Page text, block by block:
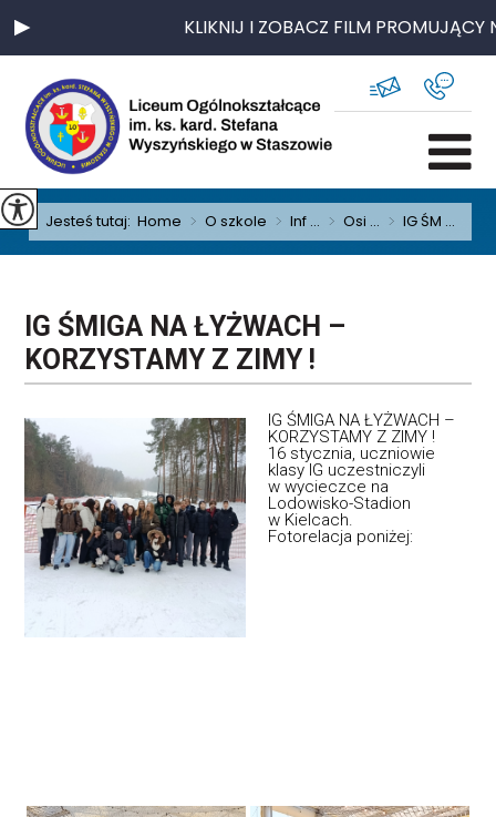
KLIKNIJ I ZOBACZ FILM PROMUJĄCY
Jesteś tutaj: Home > O szkole > Inf ... > Osi ... > IG ŚM ...
IG ŚMIGA NA ŁYŻWACH –
KORZYSTAMY Z ZIMY !
IG ŚMIGA NA ŁYŻWACH –
KORZYSTAMY Z ZIMY !
16 stycznia, uczniowie
klasy IG uczestniczyli
w wycieczce na
Lodowisko-Stadion
w Kielcach.
Fotorelacja poniżej: